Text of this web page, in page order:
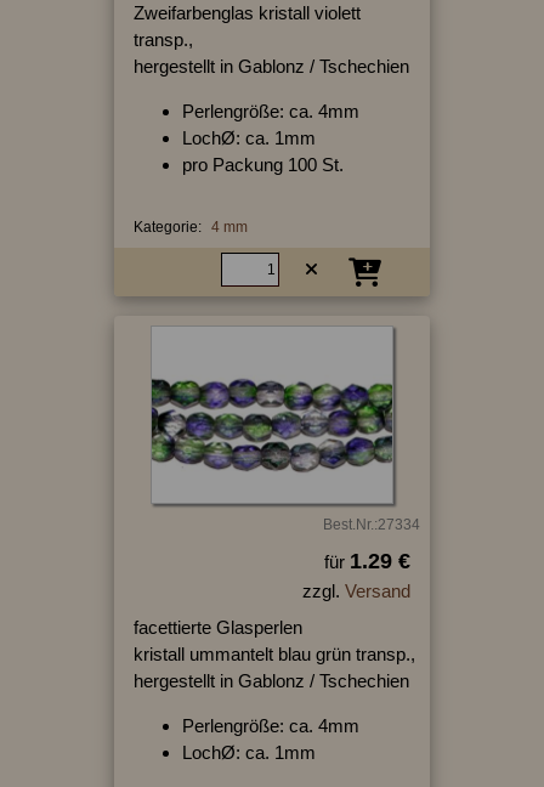
Zweifarbenglas kristall violett
transp.,
hergestellt in Gablonz / Tschechien
Perlengröße: ca. 4mm
LochØ: ca. 1mm
pro Packung 100 St.
Kategorie: 4 mm
Best.Nr.:27334
für 1.29 €
zzgl. Versand
facettierte Glasperlen
kristall ummantelt blau grün transp.,
hergestellt in Gablonz / Tschechien
Perlengröße: ca. 4mm
LochØ: ca. 1mm